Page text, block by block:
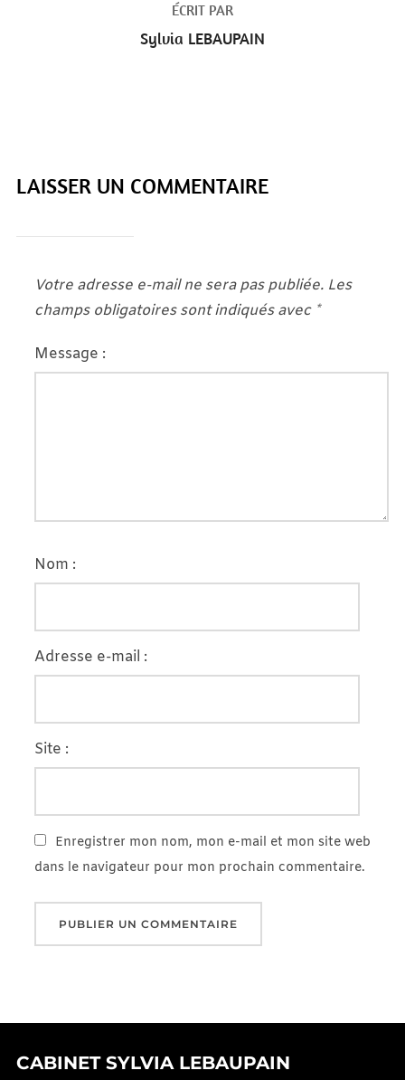
ÉCRIT PAR
Sylvia LEBAUPAIN
LAISSER UN COMMENTAIRE
Votre adresse e-mail ne sera pas publiée. Les
champs obligatoires sont indiqués avec *
Message :
Nom :
Adresse e-mail :
Site :
Enregistrer mon nom, mon e-mail et mon site web
dans le navigateur pour mon prochain commentaire.
CABINET SYLVIA LEBAUPAIN